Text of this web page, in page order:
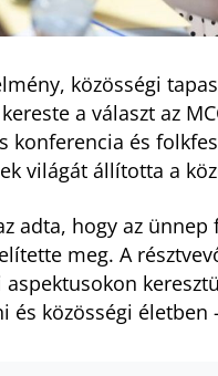
közösségi
a választ az
és
világát állította a
adta, hogy az
meg. A
és közösségi életben